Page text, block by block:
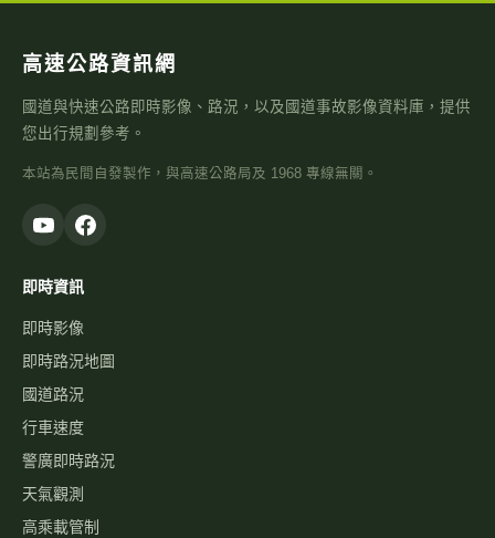
高速公路資訊網
國道與快速公路即時影像、路況，以及國道事故影像資料庫，提供
您出行規劃參考。
本站為民間自發製作，與高速公路局及 1968 專線無關。
即時資訊
即時影像
即時路況地圖
國道路況
行車速度
警廣即時路況
天氣觀測
高乘載管制